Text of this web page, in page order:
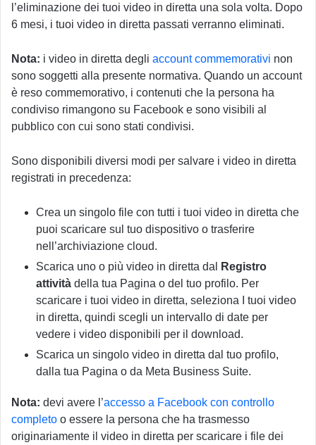
l’eliminazione dei tuoi video in diretta una sola volta. Dopo
6 mesi, i tuoi video in diretta passati verranno eliminati.
Nota: i video in diretta degli account commemorativi non
sono soggetti alla presente normativa. Quando un account
è reso commemorativo, i contenuti che la persona ha
condiviso rimangono su Facebook e sono visibili al
pubblico con cui sono stati condivisi.
Sono disponibili diversi modi per salvare i video in diretta
registrati in precedenza:
Crea un singolo file con tutti i tuoi video in diretta che
puoi scaricare sul tuo dispositivo o trasferire
nell’archiviazione cloud.
Scarica uno o più video in diretta dal
Registro
attività della tua Pagina o del tuo profilo. Per
scaricare i tuoi video in diretta, seleziona I tuoi video
in diretta, quindi scegli un intervallo di date per
vedere i video disponibili per il download.
Scarica un singolo video in diretta dal tuo profilo,
dalla tua Pagina o da Meta Business Suite.
Nota: devi avere l’accesso a Facebook con controllo
completo o essere la persona che ha trasmesso
originariamente il video in diretta per scaricare i file dei